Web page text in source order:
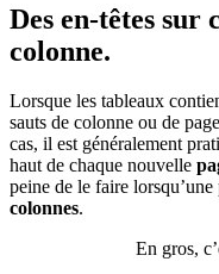
Des en-têtes sur
colonne.
Lorsque les tableaux
sauts de colonne ou de
cas, il est généralement
haut de chaque nouvelle
peine de le faire
colonnes.
En gros,